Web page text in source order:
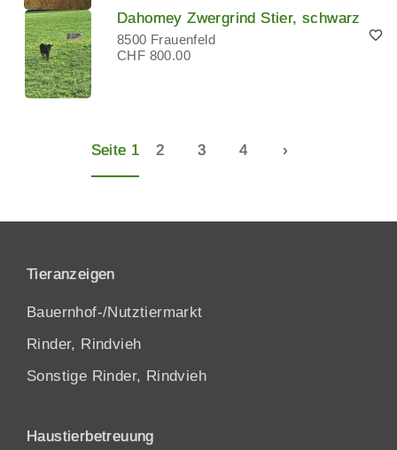
Dahomey Zwergrind Stier, schwarz
8500 Frauenfeld
CHF 800.00
Seite 1 2 3 4 ›
Tieranzeigen
Bauernhof-/Nutztiermarkt
Rinder, Rindvieh
Sonstige Rinder, Rindvieh
Haustierbetreuung